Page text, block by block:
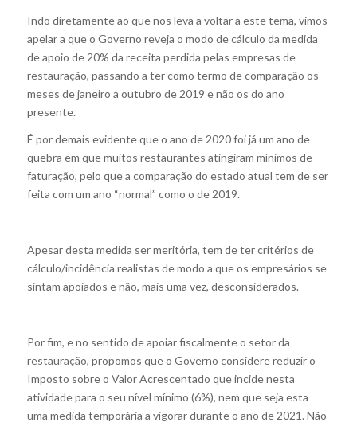
Indo diretamente ao que nos leva a voltar a este tema, vimos
apelar a que o Governo reveja o modo de cálculo da medida
de apoio de 20% da receita perdida pelas empresas de
restauração, passando a ter como termo de comparação os
meses de janeiro a outubro de 2019 e não os do ano
presente.
É por demais evidente que o ano de 2020 foi já um ano de
quebra em que muitos restaurantes atingiram mínimos de
faturação, pelo que a comparação do estado atual tem de ser
feita com um ano “normal” como o de 2019.
Apesar desta medida ser meritória, tem de ter critérios de
cálculo/incidência realistas de modo a que os empresários se
sintam apoiados e não, mais uma vez, desconsiderados.
Por fim, e no sentido de apoiar fiscalmente o setor da
restauração, propomos que o Governo considere reduzir o
Imposto sobre o Valor Acrescentado que incide nesta
atividade para o seu nível mínimo (6%), nem que seja esta
uma medida temporária a vigorar durante o ano de 2021. Não